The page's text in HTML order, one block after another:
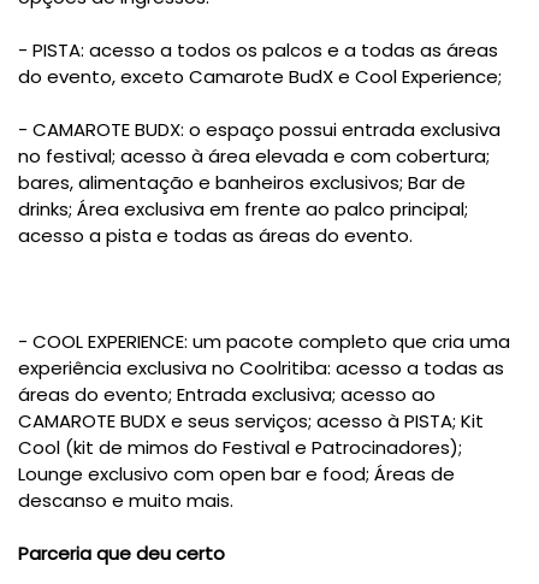
- PISTA: acesso a todos os palcos e a todas as áreas
do evento, exceto Camarote BudX e Cool Experience;
- CAMAROTE BUDX: o espaço possui entrada exclusiva
no festival; acesso à área elevada e com cobertura;
bares, alimentação e banheiros exclusivos; Bar de
drinks; Área exclusiva em frente ao palco principal;
acesso a pista e todas as áreas do evento.
- COOL EXPERIENCE: um pacote completo que cria uma
experiência exclusiva no Coolritiba: acesso a todas as
áreas do evento; Entrada exclusiva; acesso ao
CAMAROTE BUDX e seus serviços; acesso à PISTA; Kit
Cool (kit de mimos do Festival e Patrocinadores);
Lounge exclusivo com open bar e food; Áreas de
descanso e muito mais.
Parceria que deu certo